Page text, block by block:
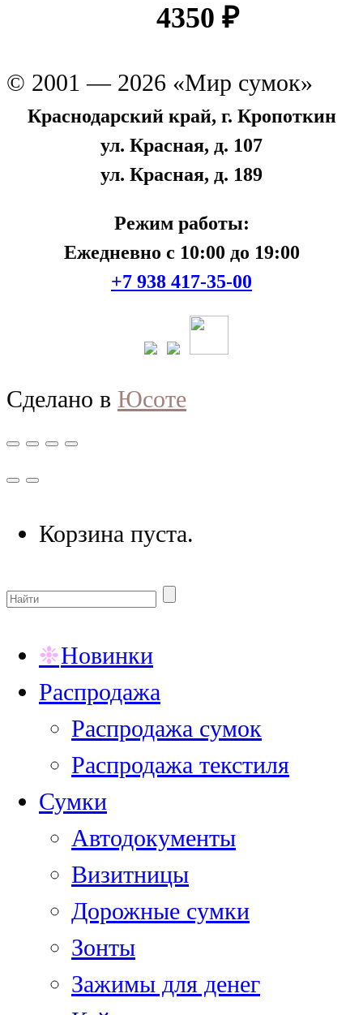
4350 ₽
© 2001 — 2026 «Мир сумок»
Краснодарский край, г. Кропоткин
ул. Красная, д. 107
ул. Красная, д. 189
Режим работы:
Ежедневно с 10:00 до 19:00
+7 938 417-35-00
Сделано в Юсоте
Корзина пуста.
Новинки
Распродажа
Распродажа сумок
Распродажа текстиля
Сумки
Автодокументы
Визитницы
Дорожные сумки
Зонты
Зажимы для денег